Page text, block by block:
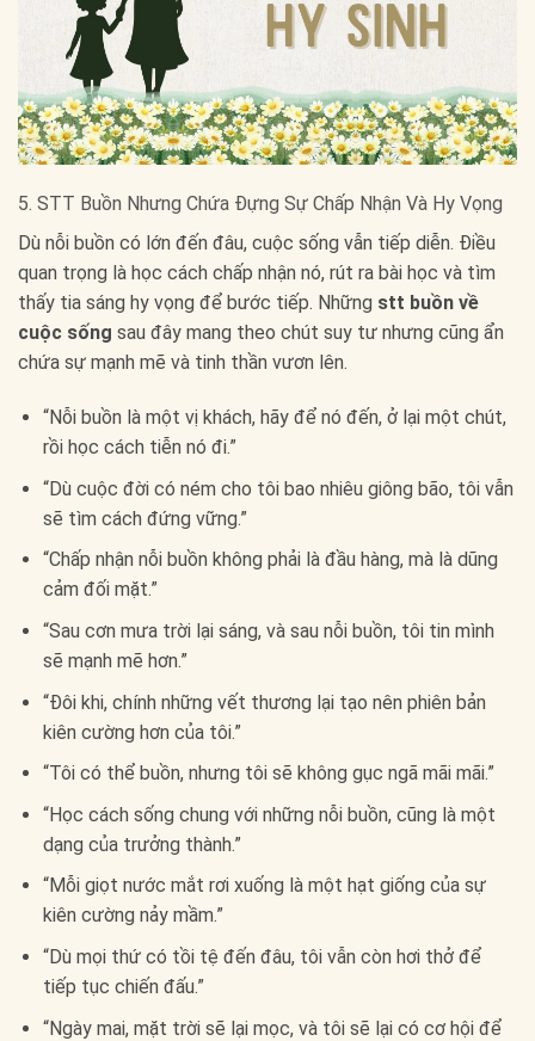
5. STT Buồn Nhưng Chứa Đựng Sự Chấp Nhận Và Hy Vọng
Dù nỗi buồn có lớn đến đâu, cuộc sống vẫn tiếp diễn. Điều
quan trọng là học cách chấp nhận nó, rút ra bài học và tìm
thấy tia sáng hy vọng để bước tiếp. Những stt buồn về
cuộc sống sau đây mang theo chút suy tư nhưng cũng ẩn
chứa sự mạnh mẽ và tinh thần vươn lên.
“Nỗi buồn là một vị khách, hãy để nó đến, ở lại một chút,
rồi học cách tiễn nó đi.”
“Dù cuộc đời có ném cho tôi bao nhiêu giông bão, tôi vẫn
sẽ tìm cách đứng vững.”
“Chấp nhận nỗi buồn không phải là đầu hàng, mà là dũng
cảm đối mặt.”
“Sau cơn mưa trời lại sáng, và sau nỗi buồn, tôi tin mình
sẽ mạnh mẽ hơn.”
“Đôi khi, chính những vết thương lại tạo nên phiên bản
kiên cường hơn của tôi.”
“Tôi có thể buồn, nhưng tôi sẽ không gục ngã mãi mãi.”
“Học cách sống chung với những nỗi buồn, cũng là một
dạng của trưởng thành.”
“Mỗi giọt nước mắt rơi xuống là một hạt giống của sự
kiên cường nảy mầm.”
“Dù mọi thứ có tồi tệ đến đâu, tôi vẫn còn hơi thở để
tiếp tục chiến đấu.”
“Ngày mai, mặt trời sẽ lại mọc, và tôi sẽ lại có cơ hội để